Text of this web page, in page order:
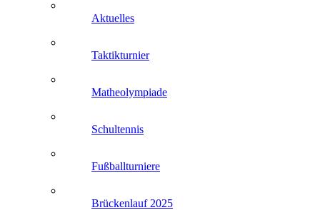
Aktuelles
Taktikturnier
Matheolympiade
Schultennis
Fußballturniere
Brückenlauf 2025